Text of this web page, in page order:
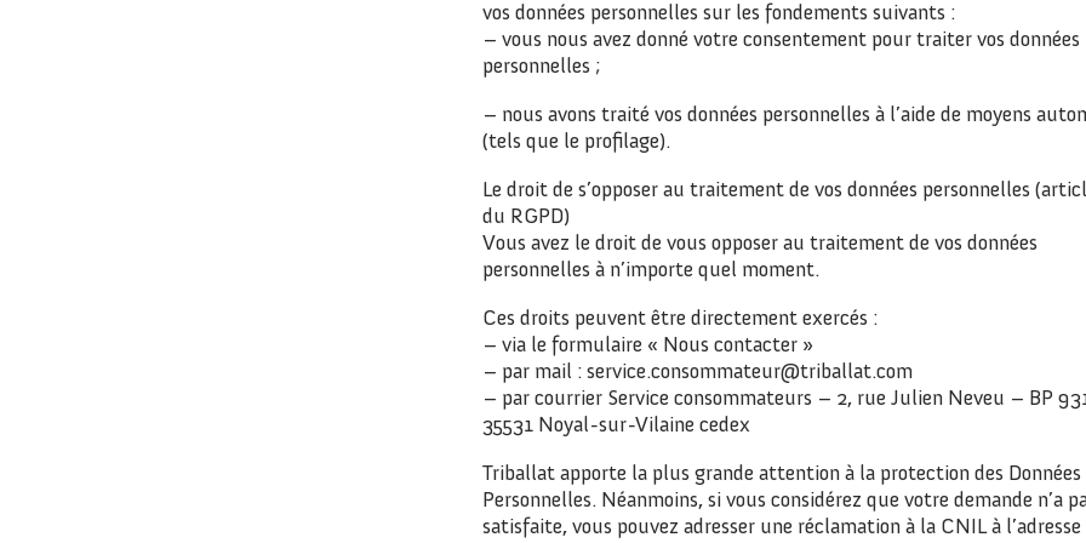
vos données personnelles sur les fondements suivants :
– vous nous avez donné votre consentement pour traiter vos données
personnelles ;
– nous avons traité vos données personnelles à l’aide de moyens
(tels que le profilage).
Le droit de s’opposer au traitement de vos données personnelles
du RGPD)
Vous avez le droit de vous opposer au traitement de vos données
personnelles à n’importe quel moment.
Ces droits peuvent être directement exercés :
– via le formulaire « Nous contacter »
– par mail : service.consommateur@triballat.com
– par courrier Service consommateurs – 2, rue Julien Neveu – BP
35531 Noyal-sur-Vilaine cedex
Triballat apporte la plus grande attention à la protection des Données
Personnelles. Néanmoins, si vous considérez que votre demande n’a
satisfaite, vous pouvez adresser une réclamation à la CNIL à l’adresse